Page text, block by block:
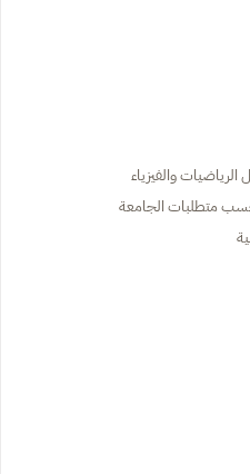
والفيزياء
حسب متطلبات الجامعة